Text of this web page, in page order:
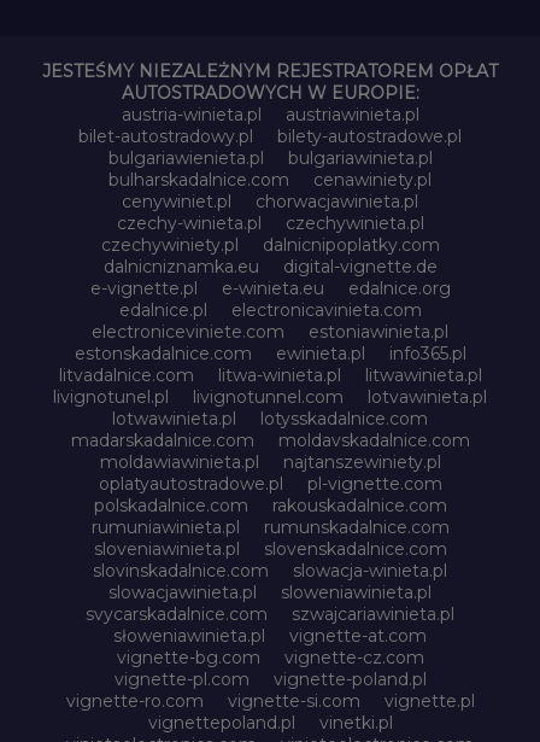
JESTEŚMY NIEZALEŻNYM REJESTRATOREM OPŁAT
AUTOSTRADOWYCH W EUROPIE:
austria-winieta.pl
austriawinieta.pl
bilet-autostradowy.pl
bilety-autostradowe.pl
bulgariawienieta.pl
bulgariawinieta.pl
bulharskadalnice.com
cenawiniety.pl
cenywiniet.pl
chorwacjawinieta.pl
czechy-winieta.pl
czechywinieta.pl
czechywiniety.pl
dalnicnipoplatky.com
dalnicniznamka.eu
digital-vignette.de
e-vignette.pl
e-winieta.eu
edalnice.org
edalnice.pl
electronicavinieta.com
electroniceviniete.com
estoniawinieta.pl
estonskadalnice.com
ewinieta.pl
info365.pl
litvadalnice.com
litwa-winieta.pl
litwawinieta.pl
livignotunel.pl
livignotunnel.com
lotvawinieta.pl
lotwawinieta.pl
lotysskadalnice.com
madarskadalnice.com
moldavskadalnice.com
moldawiawinieta.pl
najtanszewiniety.pl
oplatyautostradowe.pl
pl-vignette.com
polskadalnice.com
rakouskadalnice.com
rumuniawinieta.pl
rumunskadalnice.com
sloveniawinieta.pl
slovenskadalnice.com
slovinskadalnice.com
slowacja-winieta.pl
slowacjawinieta.pl
sloweniawinieta.pl
svycarskadalnice.com
szwajcariawinieta.pl
słoweniawinieta.pl
vignette-at.com
vignette-bg.com
vignette-cz.com
vignette-pl.com
vignette-poland.pl
vignette-ro.com
vignette-si.com
vignette.pl
vignettepoland.pl
vinetki.pl